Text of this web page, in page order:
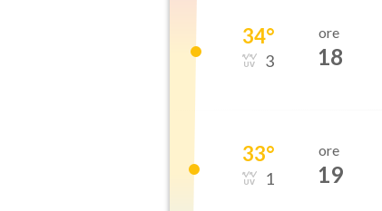
34°
3
ore
18
33°
1
ore
19